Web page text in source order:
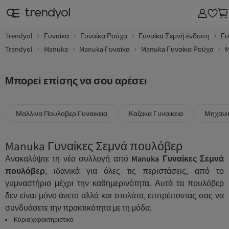
Trendyol Γυναίκα Γυναίκα Ρούχα Γυναίκα Σεμνή ένδυση
Trendyol
Manuka Manuka Γυναίκα Manuka Γυναίκα Ρούχα
Μπορεί επίσης να σου αρέσει
Μαλλινα Πουλοβερ Γυναικεια Καζακα Γυναικεια
Manuka Γυναίκες Σεμνά πουλόβερ
Ανακαλύψτε τη νέα συλλογή από Manuka Γυναίκες Σεμνά
πουλόβερ, ιδανικά για όλες τις περιστάσεις, από το
γυμναστήριο μέχρι την καθημερινότητα. Αυτά τα πουλόβερ
δεν είναι μόνο άνετα αλλά και στυλάτα, επιτρέποντας σας να
συνδυάσετε την πρακτικότητα με τη μόδα.
Κύρια χαρακτηριστικά